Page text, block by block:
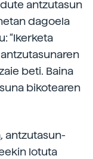
antzutasun
dagoela
“Ikerketa
beti. Baina
bikotearen
, antzutasun-
lotuta